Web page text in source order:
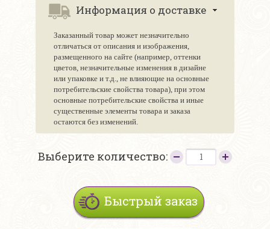
Информация о доставке
Заказанный товар может незначительно
отличаться от описания и изображения,
размещенного на сайте (например, оттенки
цветов, незначительные изменения в дизайне
или упаковке и т.д., не влияющие на основные
потребительские свойства товара), при этом
основные потребительские свойства и иные
существенные элементы товара и заказа
остаются без изменений.
Выберите количество:
Быстрый заказ